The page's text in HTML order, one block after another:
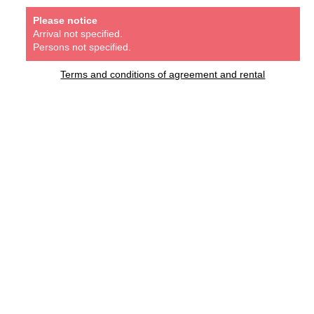
Please notice
Arrival not specified.
Persons not specified.
Terms and conditions of agreement and rental